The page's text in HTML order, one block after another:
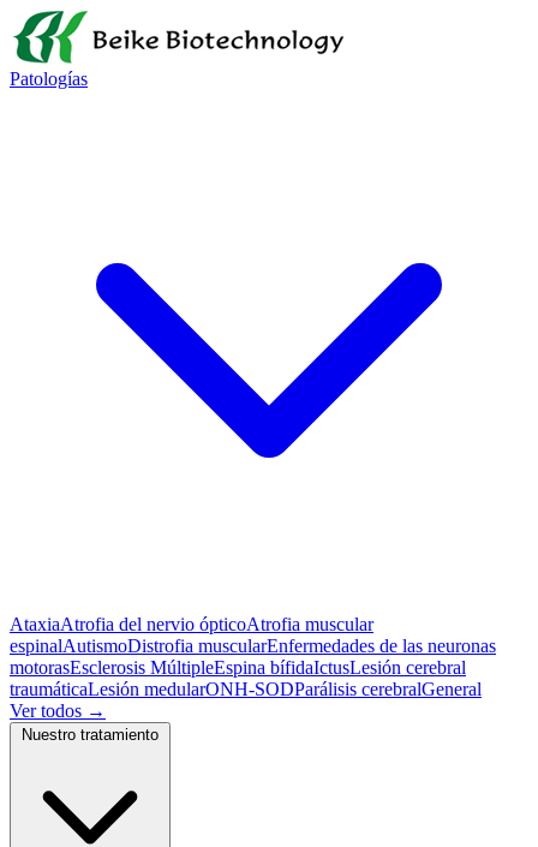
Patologías
AtaxiaAtrofia del nervio ópticoAtrofia muscular
espinalAutismoDistrofia muscularEnfermedades de las neuronas
motorasEsclerosis MúltipleEspina bífidaIctusLesión cerebral
traumáticaLesión medularONH-SODParálisis cerebralGeneral
Ver todos →